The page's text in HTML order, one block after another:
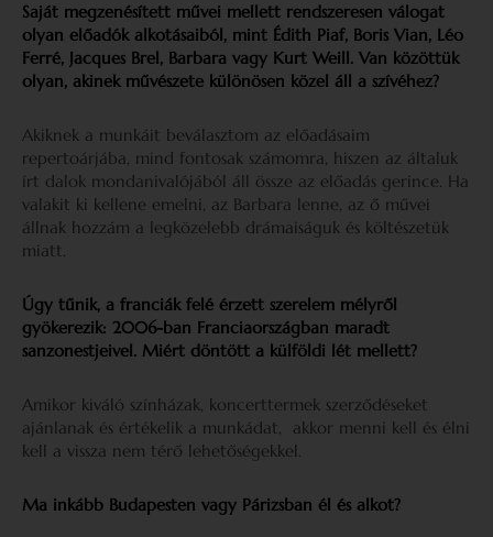
Saját megzenésített művei mellett rendszeresen válogat
olyan előadók alkotásaiból, mint Édith Piaf, Boris Vian, Léo
Ferré, Jacques Brel, Barbara vagy Kurt Weill. Van közöttük
olyan, akinek művészete különösen közel áll a szívéhez?
Akiknek a munkáit beválasztom az előadásaim
repertoárjába, mind fontosak számomra, hiszen az általuk
írt dalok mondanivalójából áll össze az előadás gerince. Ha
valakit ki kellene emelni, az Barbara lenne, az ő művei
állnak hozzám a legközelebb drámaiságuk és költészetük
miatt.
Úgy tűnik, a franciák felé érzett szerelem mélyről
gyökerezik: 2006-ban Franciaországban maradt
sanzonestjeivel. Miért döntött a külföldi lét mellett?
Amikor kiváló színházak, koncerttermek szerződéseket
ajánlanak és értékelik a munkádat, akkor menni kell és élni
kell a vissza nem térő lehetőségekkel.
Ma inkább Budapesten vagy Párizsban él és alkot?